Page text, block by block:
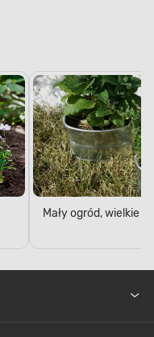
Mały ogród, wielkie